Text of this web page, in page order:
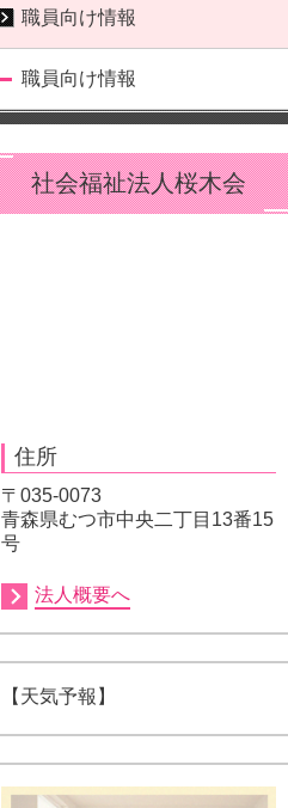
職員向け情報
職員向け情報
社会福祉法人桜木会
住所
〒035-0073
青森県むつ市中央二丁目13番15
号
法人概要へ
【天気予報】